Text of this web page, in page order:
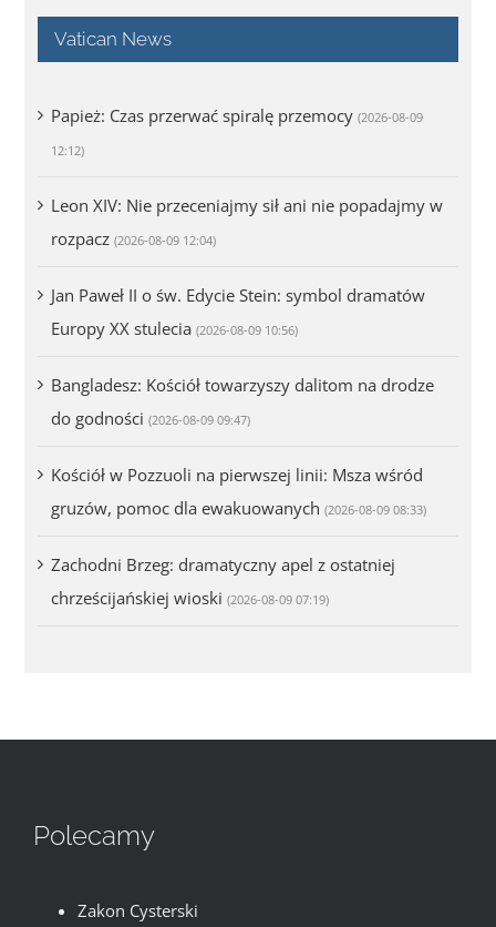
Vatican News
Papież: Czas przerwać spiralę przemocy (2026-08-09
12:12)
Leon XIV: Nie przeceniajmy sił ani nie popadajmy w
rozpacz (2026-08-09 12:04)
Jan Paweł II o św. Edycie Stein: symbol dramatów
Europy XX stulecia (2026-08-09 10:56)
Bangladesz: Kościół towarzyszy dalitom na drodze
do godności (2026-08-09 09:47)
Kościół w Pozzuoli na pierwszej linii: Msza wśród
gruzów, pomoc dla ewakuowanych (2026-08-09 08:33)
Zachodni Brzeg: dramatyczny apel z ostatniej
chrześcijańskiej wioski (2026-08-09 07:19)
Polecamy
Zakon Cysterski